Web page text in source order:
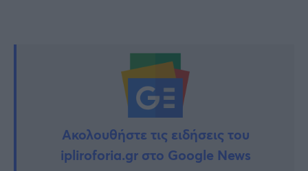
Ακολουθήστε τις ειδήσεις του
ipliroforia.gr στο Google News